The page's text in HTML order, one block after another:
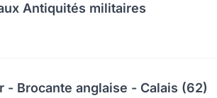
Antiquités militaires
- Brocante anglaise - Calais (62)